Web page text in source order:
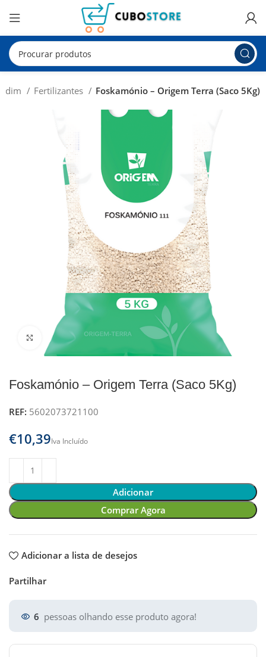
Fertilizantes Foskamónio – Origem Terra (Saco 5Kg)
Clique para ampliar
Foskamónio – Origem Terra (Saco 5Kg)
REF: 5602073721100
€
Adicionar
Comprar Agora
Adicionar a lista de desejos
Partilhar
6 pessoas olhando esse produto agora!